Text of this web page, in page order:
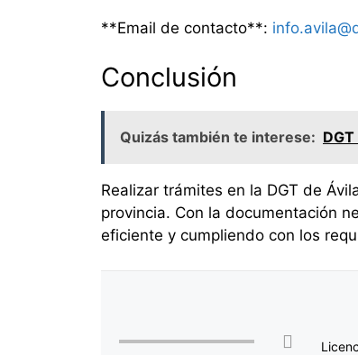
**Email de contacto**:
Conclusión
Quizás también te interese:
Realizar trámites en la DGT de
provincia. Con la documentación
eficiente y cumpliendo con los